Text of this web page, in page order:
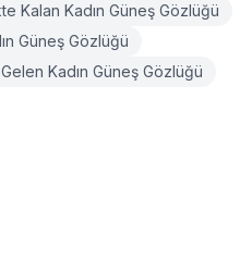
Kalan Kadın Güneş Gözlüğü
Güneş Gözlüğü
Kadın Güneş Gözlüğü